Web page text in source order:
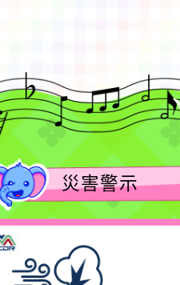
災害警示
作者：網路小